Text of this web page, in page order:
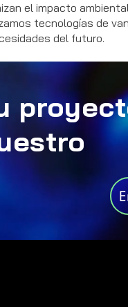
el impacto
tecnologías de
del futuro.